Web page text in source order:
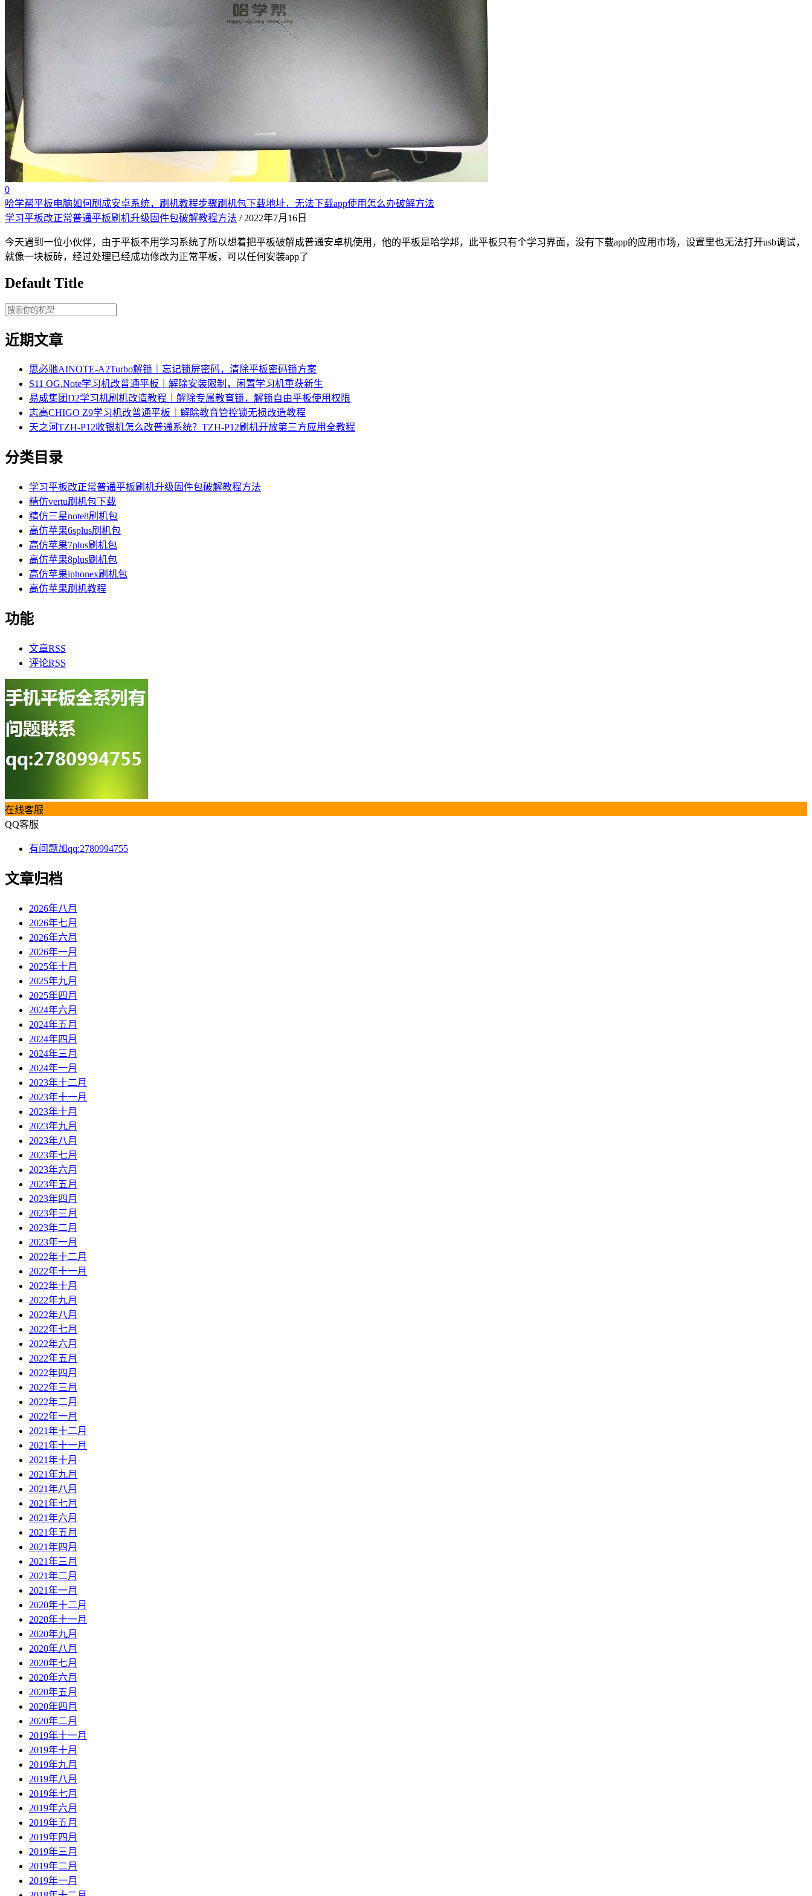
0
哈学帮平板电脑如何刷成安卓系统，刷机教程步骤刷机包下载地址，无法下载app使用怎么办破解方法
学习平板改正常普通平板刷机升级固件包破解教程方法 / 2022年7月16日
今天遇到一位小伙伴，由于平板不用学习系统了所以想着把平板破解成普通安卓机使用，他的平板是哈学邦，此平板只有个学习界面，没有下载app的应用市场，设置里也无法打开usb调试，
就像一块板砖，经过处理已经成功修改为正常平板，可以任何安装app了
Default Title
近期文章
思必驰AINOTE‑A2Turbo解锁｜忘记锁屏密码，清除平板密码锁方案
S11 OG.Note学习机改普通平板｜解除安装限制，闲置学习机重获新生
易成集团D2学习机刷机改造教程｜解除专属教育锁，解锁自由平板使用权限
志高CHIGO Z9学习机改普通平板｜解除教育管控锁无损改造教程
天之河TZH-P12收银机怎么改普通系统？TZH-P12刷机开放第三方应用全教程
分类目录
学习平板改正常普通平板刷机升级固件包破解教程方法
精仿vertu刷机包下载
精仿三星note8刷机包
高仿苹果6splus刷机包
高仿苹果7plus刷机包
高仿苹果8plus刷机包
高仿苹果iphonex刷机包
高仿苹果刷机教程
功能
文章RSS
评论RSS
在线客服
QQ客服
有问题加qq:2780994755
文章归档
2026年八月
2026年七月
2026年六月
2026年一月
2025年十月
2025年九月
2025年四月
2024年六月
2024年五月
2024年四月
2024年三月
2024年一月
2023年十二月
2023年十一月
2023年十月
2023年九月
2023年八月
2023年七月
2023年六月
2023年五月
2023年四月
2023年三月
2023年二月
2023年一月
2022年十二月
2022年十一月
2022年十月
2022年九月
2022年八月
2022年七月
2022年六月
2022年五月
2022年四月
2022年三月
2022年二月
2022年一月
2021年十二月
2021年十一月
2021年十月
2021年九月
2021年八月
2021年七月
2021年六月
2021年五月
2021年四月
2021年三月
2021年二月
2021年一月
2020年十二月
2020年十一月
2020年九月
2020年八月
2020年七月
2020年六月
2020年五月
2020年四月
2020年二月
2019年十一月
2019年十月
2019年九月
2019年八月
2019年七月
2019年六月
2019年五月
2019年四月
2019年三月
2019年二月
2019年一月